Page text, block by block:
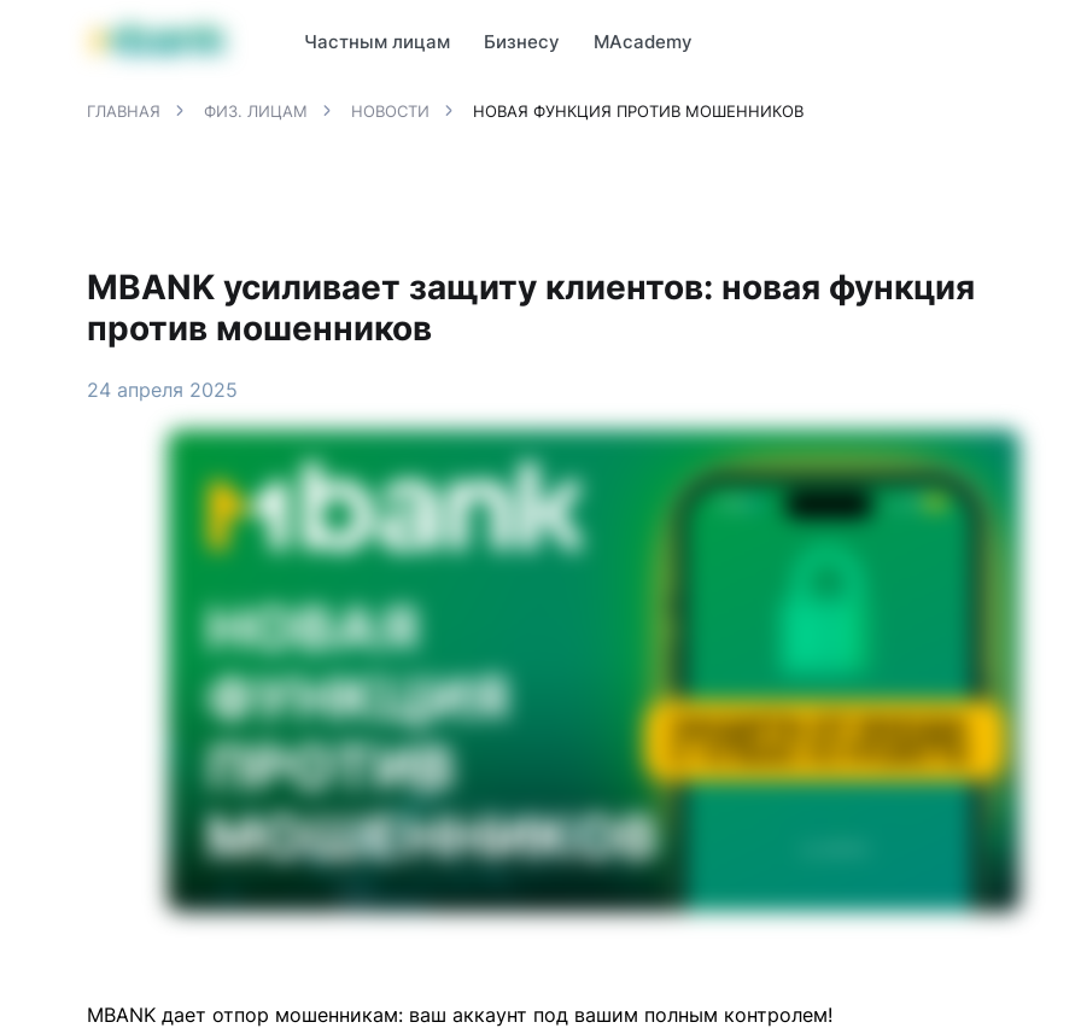
Продукты MBANK MJunior
Частным лицам Бизнесу MAcademy
ГЛАВНАЯ ФИЗ. ЛИЦАМ НОВОСТИ НОВАЯ ФУНКЦИЯ ПРОТИВ МОШЕННИКОВ
MBANK усиливает защиту клиентов: новая функция
против мошенников
24 апреля 2025
MBANK дает отпор мошенникам: ваш аккаунт под вашим полным контролем!